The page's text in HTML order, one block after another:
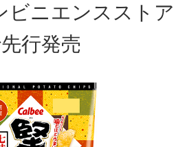
ビニエンスストア
行発売